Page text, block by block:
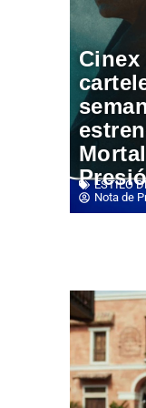
Cinex
ESTILO
Nota de